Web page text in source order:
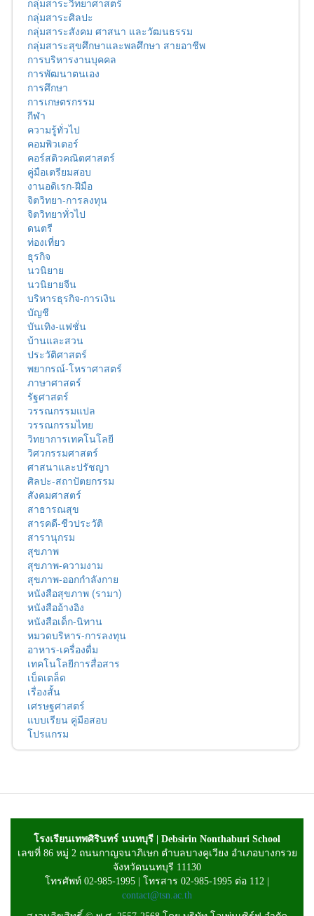
กลุ่มสาระวิทยาศาสตร์
กลุ่มสาระศิลปะ
กลุ่มสาระสังคม ศาสนา และวัฒนธรรม
กลุ่มสาระสุขศึกษาและพลศึกษา สายอาชีพ
การบริหารงานบุคคล
การพัฒนาตนเอง
การศึกษา
การเกษตรกรรม
กีฬา
ความรู้ทั่วไป
คอมพิวเตอร์
คอร์สติวคณิตศาสตร์
คู่มือเตรียมสอบ
งานอดิเรก-ฝีมือ
จิตวิทยา-การลงทุน
จิตวิทยาทั่วไป
ดนตรี
ท่องเที่ยว
ธุรกิจ
นวนิยาย
นวนิยายจีน
บริหารธุรกิจ-การเงิน
บัญชี
บันเทิง-แฟชั่น
บ้านและสวน
ประวัติศาสตร์
พยากรณ์-โหราศาสตร์
ภาษาศาสตร์
รัฐศาสตร์
วรรณกรรมแปล
วรรณกรรมไทย
วิทยาการเทคโนโลยี
วิศวกรรมศาสตร์
ศาสนาและปรัชญา
ศิลปะ-สถาปัตยกรรม
สังคมศาสตร์
สาธารณสุข
สารคดี-ชีวประวัติ
สารานุกรม
สุขภาพ
สุขภาพ-ความงาม
สุขภาพ-ออกกำลังกาย
หนังสือสุขภาพ (รามา)
หนังสืออ้างอิง
หนังสือเด็ก-นิทาน
หมวดบริหาร-การลงทุน
อาหาร-เครื่องดื่ม
เทคโนโลยีการสื่อสาร
เบ็ดเตล็ด
เรื่องสั้น
เศรษฐศาสตร์
แบบเรียน คู่มือสอบ
โปรแกรม
โรงเรียนเทพศิรินทร์ นนทบุรี | Debsirin Nonthaburi School
เลขที่ 86 หมู่ 2 ถนนกาญจนาภิเษก ตำบลบางคูเวียง อำเภอบางกรวย
จังหวัดนนทบุรี 11130
โทรศัพท์ 02-985-1995 | โทรสาร 02-985-1995 ต่อ 112 |
contact@tsn.ac.th